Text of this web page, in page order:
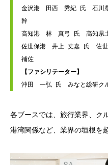
金沢港　田西　秀紀 氏　石川
幹
高知港　林　真弓 氏　高知県
佐世保港　井上 丈嘉 氏　佐
補佐
【ファシリテーター】
沖田　一弘 氏　みなと総研ク
各ブースでは、旅行業界、ク
港湾関係など、業界の垣根を